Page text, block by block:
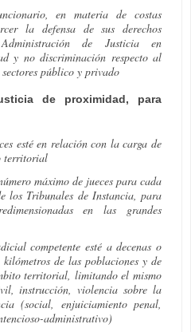
en materia de costas
la defensa de sus derechos
de Justicia en
y no discriminación respecto al
público y privado
de proximidad, para
esté en relación con la carga de
territorial
máximo de jueces para cada
los Tribunales de Instancia, para
en las grandes
competente esté a decenas o
de las poblaciones y de
territorial, limitando el mismo
instrucción, violencia sobre la
(social, enjuiciamiento penal,
administrativo)